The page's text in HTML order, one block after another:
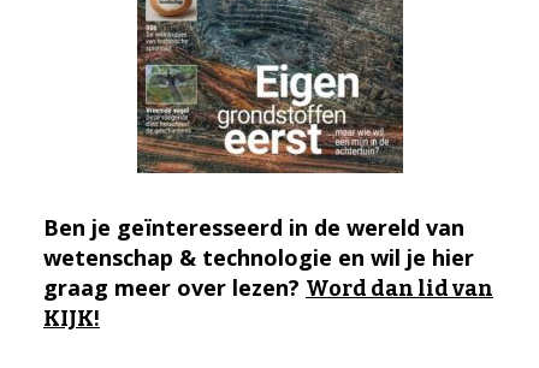
Ben je geïnteresseerd in de wereld van
wetenschap & technologie en wil je hier
graag meer over lezen? Word dan lid van
KIJK!